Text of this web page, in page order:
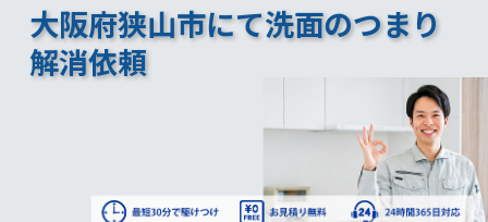
大阪府狭山市にて洗面のつまり
解消依頼